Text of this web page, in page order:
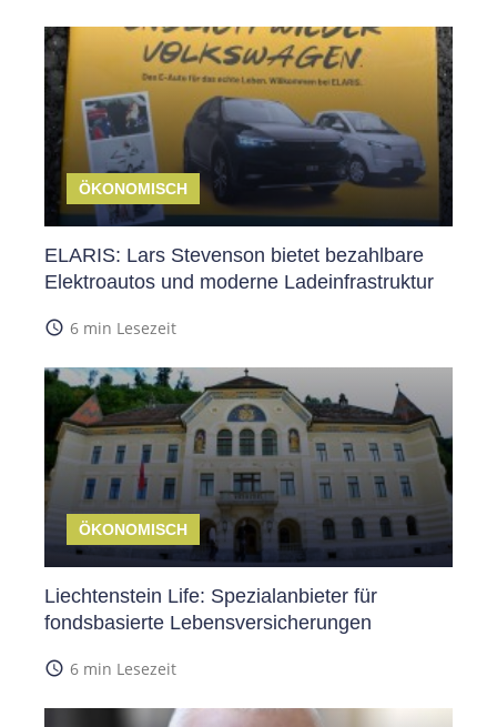
ÖKONOMISCH
ELARIS: Lars Stevenson bietet bezahlbare
Elektroautos und moderne Ladeinfrastruktur
access_time 6 min Lesezeit
ÖKONOMISCH
Liechtenstein Life: Spezialanbieter für
fondsbasierte Lebensversicherungen
access_time 6 min Lesezeit